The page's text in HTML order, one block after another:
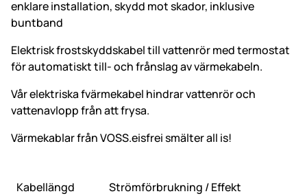
enklare installation, skydd mot skador, inklusive
buntband
Elektrisk frostskyddskabel till vattenrör med termostat
för automatiskt till- och frånslag av värmekabeln.
Vår elektriska fvärmekabel hindrar vattenrör och
vattenavlopp från att frysa.
Värmekablar från VOSS.eisfrei smälter all is!
Kabellängd
Strömförbrukning / Effekt